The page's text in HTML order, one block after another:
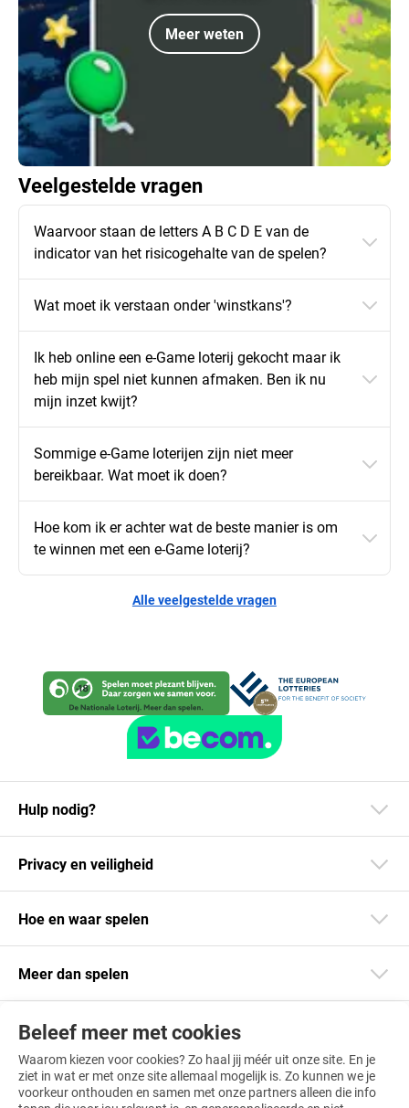
Meer weten
Veelgestelde vragen
Waarvoor staan de letters A B C D E van de
indicator van het risicogehalte van de spelen?
Wat moet ik verstaan onder 'winstkans'?
Ik heb online een e-Game loterij gekocht maar ik
heb mijn spel niet kunnen afmaken. Ben ik nu
mijn inzet kwijt?
Sommige e-Game loterijen zijn niet meer
bereikbaar. Wat moet ik doen?
Hoe kom ik er achter wat de beste manier is om
te winnen met een e-Game loterij?
Alle veelgestelde vragen
Beleef meer met cookies
Waarom kiezen voor cookies? Zo haal jij méér uit onze site. En je
ziet in wat er met onze site allemaal mogelijk is. Zo kunnen we je
voorkeur onthouden en samen met onze partners alleen die info
Hulp nodig?
Privacy en veiligheid
Hoe en waar spelen
Meer dan spelen
Blijf op de hoogte
Download onze app